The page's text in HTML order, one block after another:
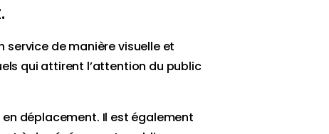
de manière visuelle et
qui attirent l’attention du public
déplacement. Il est également